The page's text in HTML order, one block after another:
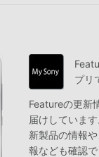
プリ
Featureの更新
届けしています
新製品の情報
報なども確認